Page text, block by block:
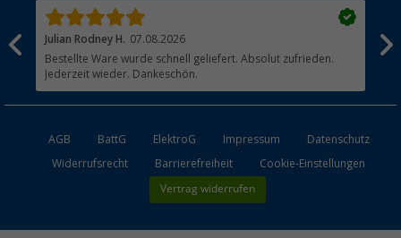
Julian Rodney H. 07.08.2026
Bestellte Ware wurde schnell geliefert. Absolut zufrieden.
Jederzeit wieder. Dankeschön.
??
AGB BattG ElektroG Impressum
Datenschutz
Widerrufsrecht
Barrierefreiheit Cookie-Einstellungen
Vertrag widerrufen